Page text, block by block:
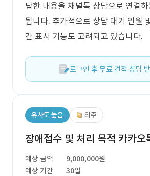
답한 내용을 채널톡 상담으로 연결
됩니다. 추가적으로 상담 대기 인원
간 표시 기능도 고려되고 있습니다.
로그인 후 무료 견적 상담
유사도 높음 외주
장애접수 및 처리 목적 카카오
예상 금액
9,000,000원
예상 기간
30일